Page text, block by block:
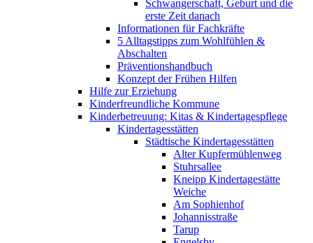
Schwangerschaft, Geburt und die
erste Zeit danach
Informationen für Fachkräfte
5 Alltagstipps zum Wohlfühlen &
Abschalten
Präventionshandbuch
Konzept der Frühen Hilfen
Hilfe zur Erziehung
Kinderfreundliche Kommune
Kinderbetreuung: Kitas & Kindertagespflege
Kindertagesstätten
Städtische Kindertagesstätten
Alter Kupfermühlenweg
Stuhrsallee
Kneipp Kindertagestätte
Weiche
Am Sophienhof
Johannisstraße
Tarup